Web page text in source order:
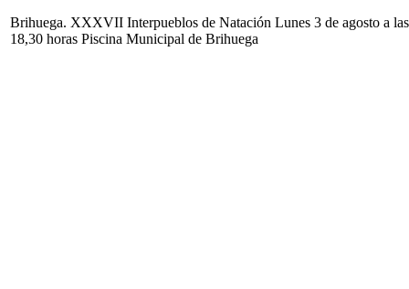
Brihuega. XXXVII Interpueblos de Natación Lunes 3 de agosto a las
18,30 horas Piscina Municipal de Brihuega